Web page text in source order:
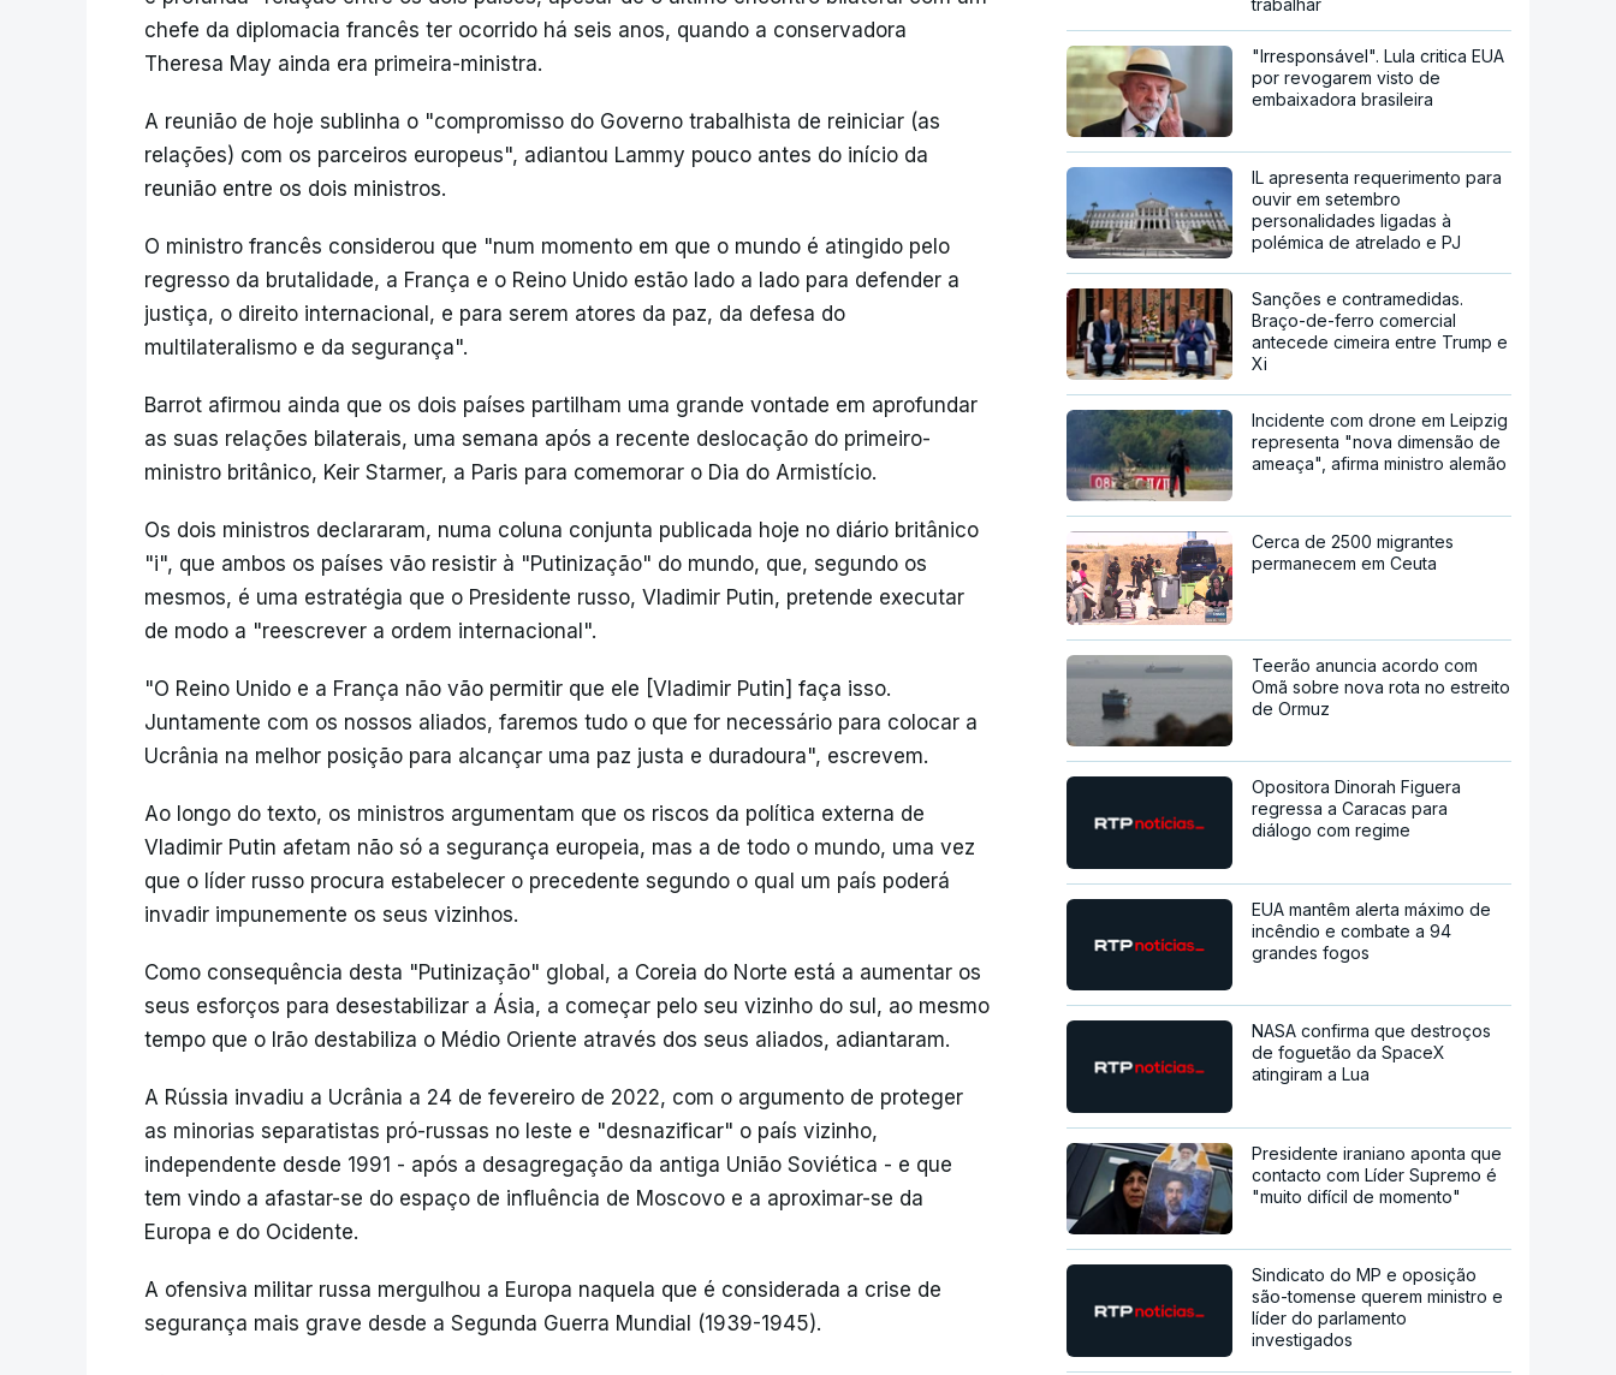
chefe da diplomacia francês ter ocorrido há seis anos, quando a conservadora
Theresa May ainda era primeira-ministra.
A reunião de hoje sublinha o "compromisso do Governo trabalhista de reiniciar (as
relações) com os parceiros europeus", adiantou Lammy pouco antes do início da
reunião entre os dois ministros.
O ministro francês considerou que "num momento em que o mundo é atingido pelo
regresso da brutalidade, a França e o Reino Unido estão lado a lado para defender a
justiça, o direito internacional, e para serem atores da paz, da defesa do
multilateralismo e da segurança".
Barrot afirmou ainda que os dois países partilham uma grande vontade em aprofundar
as suas relações bilaterais, uma semana após a recente deslocação do primeiro-
ministro britânico, Keir Starmer, a Paris para comemorar o Dia do Armistício.
Os dois ministros declararam, numa coluna conjunta publicada hoje no diário britânico
"i", que ambos os países vão resistir à "Putinização" do mundo, que, segundo os
mesmos, é uma estratégia que o Presidente russo, Vladimir Putin, pretende executar
de modo a "reescrever a ordem internacional".
"O Reino Unido e a França não vão permitir que ele [Vladimir Putin] faça isso.
Juntamente com os nossos aliados, faremos tudo o que for necessário para colocar a
Ucrânia na melhor posição para alcançar uma paz justa e duradoura", escrevem.
Ao longo do texto, os ministros argumentam que os riscos da política externa de
Vladimir Putin afetam não só a segurança europeia, mas a de todo o mundo, uma vez
que o líder russo procura estabelecer o precedente segundo o qual um país poderá
invadir impunemente os seus vizinhos.
Como consequência desta "Putinização" global, a Coreia do Norte está a aumentar os
seus esforços para desestabilizar a Ásia, a começar pelo seu vizinho do sul, ao mesmo
tempo que o Irão destabiliza o Médio Oriente através dos seus aliados, adiantaram.
A Rússia invadiu a Ucrânia a 24 de fevereiro de 2022, com o argumento de proteger
as minorias separatistas pró-russas no leste e "desnazificar" o país vizinho,
independente desde 1991 - após a desagregação da antiga União Soviética - e que
tem vindo a afastar-se do espaço de influência de Moscovo e a aproximar-se da
Europa e do Ocidente.
A ofensiva militar russa mergulhou a Europa naquela que é considerada a crise de
segurança mais grave desde a Segunda Guerra Mundial (1939-1945).
trabalhar
"Irresponsável". Lula critica EUA
por revogarem visto de
embaixadora brasileira
IL apresenta requerimento para
ouvir em setembro
personalidades ligadas à
polémica de atrelado e PJ
Sanções e contramedidas.
Braço-de-ferro comercial
antecede cimeira entre Trump e
Xi
Incidente com drone em Leipzig
representa "nova dimensão de
ameaça", afirma ministro alemão
Cerca de 2500 migrantes
permanecem em Ceuta
Teerão anuncia acordo com
Omã sobre nova rota no estreito
de Ormuz
Opositora Dinorah Figuera
regressa a Caracas para
diálogo com regime
EUA mantêm alerta máximo de
incêndio e combate a 94
grandes fogos
NASA confirma que destroços
de foguetão da SpaceX
atingiram a Lua
Presidente iraniano aponta que
contacto com Líder Supremo é
"muito difícil de momento"
Sindicato do MP e oposição
são-tomense querem ministro e
líder do parlamento
investigados